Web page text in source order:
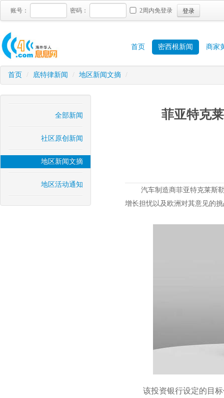
账号： 密码： 2周内免登录 登录
首页 密西根新闻 商家
首页 / 底特律新闻 / 地区新闻文摘 /
全部新闻
社区原创新闻
地区新闻文摘
地区活动通知
菲亚特克
汽车制造商菲亚特克莱斯勒
增长担忧以及欧洲对其意见的
该投资银行设定的目